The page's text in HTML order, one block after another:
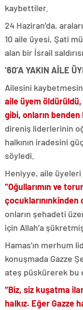
kaybettiler.
24 Haziran’da,
10 aile üyesi, Şati
alan bir İsrail
’60’A YAKIN AİLE
Ailesini
aile üyem öldürüldü,
gibi, onların
direniş liderlerinin
halkının iradesini
söyledi.
Heniyye, aile üyeleri
“Oğullarımın ve
çocuklarınınkinden
onların şehadeti
için Allah’a
Hamas’ın merhum
konuşmada Gazze
ateş püskürerek bu
“Biz, siz kuşatma
halkız. Eğer Gazze